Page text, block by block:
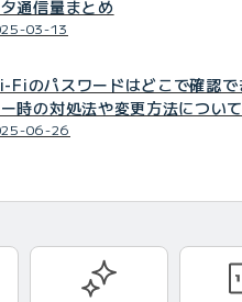
通信量まとめ
03-13
Fiのパスワードはどこで確認で
時の対処法や変更方法につい
06-26